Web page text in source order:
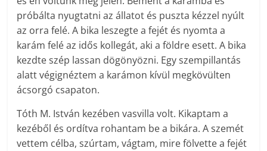
próbálta nyugtatni az állatot és puszta kézzel nyúlt
az orra felé. A bika leszegte a fejét és nyomta a
karám felé az idős kollegát, aki a földre esett. A bika
kezdte szép lassan dögönyözni. Egy szempillantás
alatt végignéztem a karámon kívül megkövülten
ácsorgó csapaton.
Tóth M. István kezében vasvilla volt. Kikaptam a
kezéből és ordítva rohantam be a bikára. A szemét
vettem célba, szúrtam, vágtam, mire fölvette a fejét